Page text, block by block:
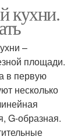
кухни.
–
площади.
в первую
несколько
G-образная.